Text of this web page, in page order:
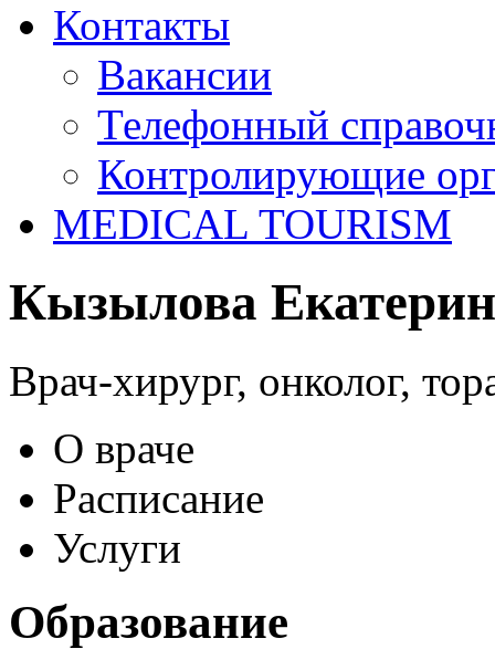
Контакты
Вакансии
Телефонный
Контролирующие
MEDICAL TOURISM
Кызылова
Врач-хирург, онколог,
О враче
Расписание
Услуги
Образование